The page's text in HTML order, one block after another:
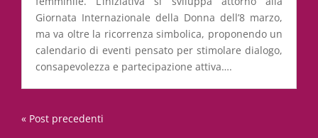
Giornata Internazionale della Donna dell’8 marzo,
ma va oltre la ricorrenza simbolica, proponendo un
calendario di eventi pensato per stimolare dialogo,
consapevolezza e partecipazione attiva….
« Post precedenti